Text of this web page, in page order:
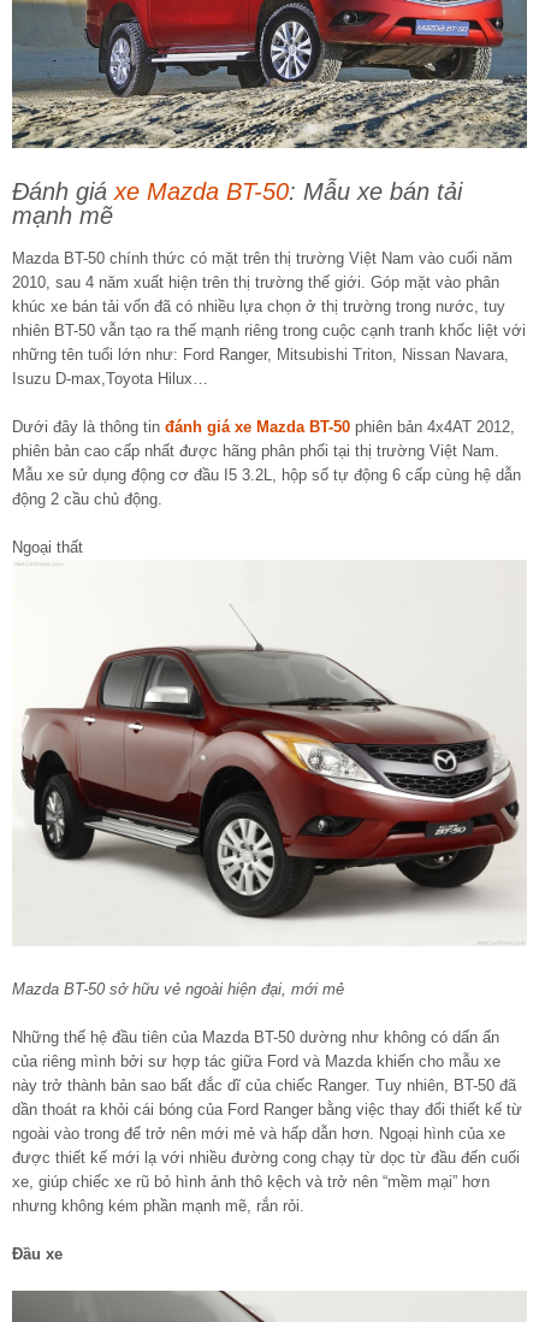
Đánh giáxe Mazda BT-50: Mẫu xe bán tải
mạnh mẽ
Mazda BT-50 chính thức có mặt trên thị trường Việt Nam vào cuối năm
2010, sau 4 năm xuất hiện trên thị trường thế giới. Góp mặt vào phân
khúc xe bán tải vốn đã có nhiều lựa chọn ở thị trường trong nước, tuy
nhiên BT-50 vẫn tạo ra thế mạnh riêng trong cuộc cạnh tranh khốc liệt với
những tên tuổi lớn như: Ford Ranger, Mitsubishi Triton, Nissan Navara,
Isuzu D-max,Toyota Hilux…
Dưới đây là thông tin đánh giá xe Mazda BT-50 phiên bản 4x4AT 2012,
phiên bản cao cấp nhất được hãng phân phối tại thị trường Việt Nam.
Mẫu xe sử dụng động cơ đầu I5 3.2L, hộp số tự động 6 cấp cùng hệ dẫn
động 2 cầu chủ động.
Ngoại thất
Mazda BT-50 sở hữu vẻ ngoài hiện đại, mới mẻ
Những thế hệ đầu tiên của Mazda BT-50 dường như không có dấn ấn
của riêng mình bởi sư hợp tác giữa Ford và Mazda khiến cho mẫu xe
này trở thành bản sao bất đắc dĩ của chiếc Ranger. Tuy nhiên, BT-50 đã
dần thoát ra khỏi cái bóng của Ford Ranger bằng việc thay đổi thiết kế từ
ngoài vào trong để trở nên mới mẻ và hấp dẫn hơn. Ngoại hình của xe
được thiết kế mới lạ với nhiều đường cong chạy từ dọc từ đầu đến cuối
xe, giúp chiếc xe rũ bỏ hình ảnh thô kệch và trở nên “mềm mại” hơn
nhưng không kém phần mạnh mẽ, rắn rỏi.
Đầu xe